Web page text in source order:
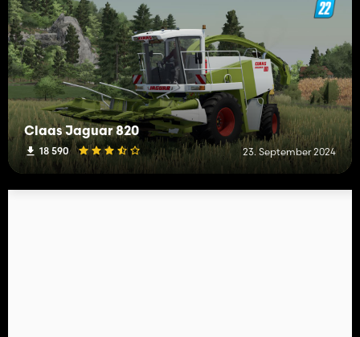
Claas Jaguar 820
18 590 23. September 2024